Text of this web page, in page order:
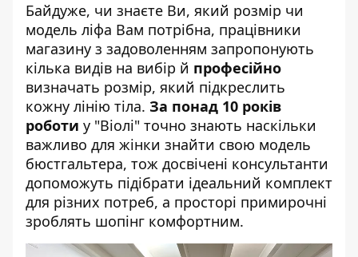
Байдуже, чи знаєте Ви, який розмір чи
модель ліфа Вам потрібна, працівники
магазину з задоволенням запропонують
кілька видів на вибір й професійно
визначать розмір, який підкреслить
кожну лінію тіла. За понад 10 років
роботи у "Віолі" точно знають наскільки
важливо для жінки знайти свою модель
бюстгальтера, тож досвічені консультанти
допоможуть підібрати ідеальний комплект
для різних потреб, а просторі примирочні
зроблять шопінг комфортним.